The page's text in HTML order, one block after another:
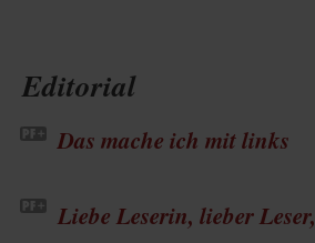
Editorial
Das mache ich mit links
Liebe Leserin, lieber Leser,